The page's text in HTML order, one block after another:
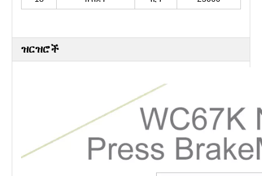
ዝርዝሮች